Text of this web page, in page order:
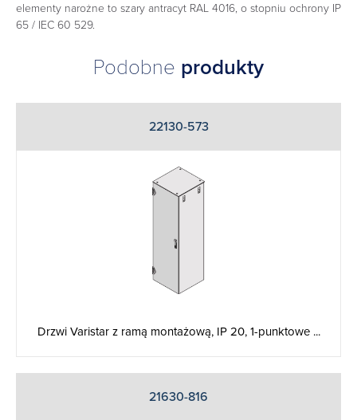
elementy narożne to szary antracyt RAL 4016, o stopniu ochrony IP
65 / IEC 60 529.
Podobne produkty
22130-573
Drzwi Varistar z ramą montażową, IP 20, 1-punktowe ...
21630-816